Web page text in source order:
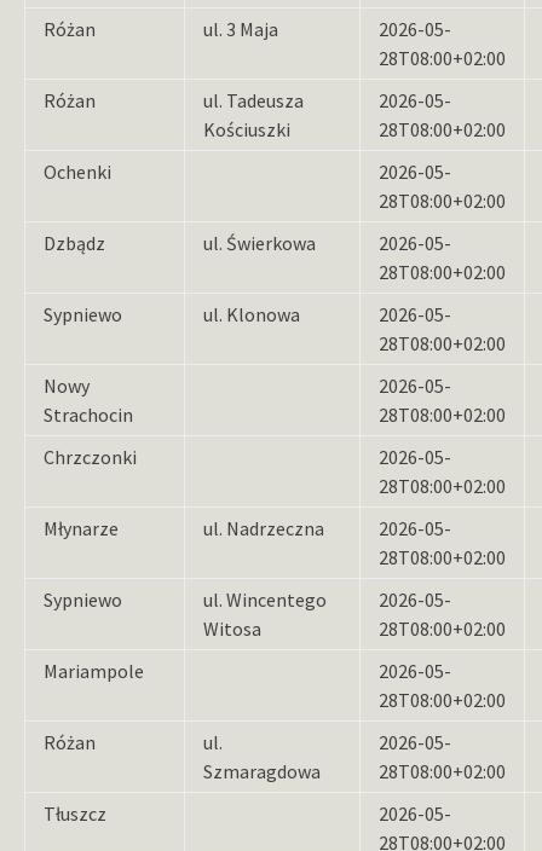
Różan
ul. 3 Maja
2026-05-
28T08:00+02:00
Różan
ul. Tadeusza
Kościuszki
2026-05-
28T08:00+02:00
Ochenki
2026-05-
28T08:00+02:00
Dzbądz
ul. Świerkowa
2026-05-
28T08:00+02:00
Sypniewo
ul. Klonowa
2026-05-
28T08:00+02:00
Nowy
Strachocin
2026-05-
28T08:00+02:00
Chrzczonki
2026-05-
28T08:00+02:00
Młynarze
ul. Nadrzeczna
2026-05-
28T08:00+02:00
Sypniewo
ul. Wincentego
Witosa
2026-05-
28T08:00+02:00
Mariampole
2026-05-
28T08:00+02:00
Różan
ul.
Szmaragdowa
2026-05-
28T08:00+02:00
Tłuszcz
2026-05-
28T08:00+02:00